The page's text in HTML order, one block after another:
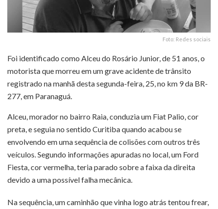
Foto: Redes sociais
Foi identificado como Alceu do Rosário Junior, de 51 anos, o
motorista que morreu em um grave acidente de trânsito
registrado na manhã desta segunda-feira, 25, no km 9 da BR-
277, em Paranaguá.
Alceu, morador no bairro Raia, conduzia um Fiat Palio, cor
preta, e seguia no sentido Curitiba quando acabou se
envolvendo em uma sequência de colisões com outros três
veículos. Segundo informações apuradas no local, um Ford
Fiesta, cor vermelha, teria parado sobre a faixa da direita
devido a uma possível falha mecânica.
Na sequência, um caminhão que vinha logo atrás tentou frear,